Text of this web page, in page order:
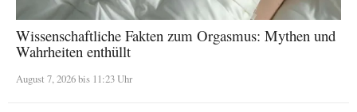
Wissenschaftliche Fakten zum Orgasmus: Mythen und
Wahrheiten enthüllt
August 7, 2026 bis 11:23 Uhr